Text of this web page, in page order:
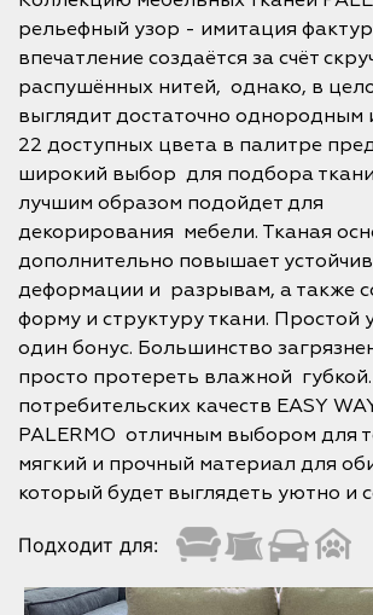
рельефный узор - имитация
впечатление создаётся за счёт
распушённых нитей, однако, в
выглядит достаточно
22 доступных цвета в палитре
широкий выбор для подбора
лучшим образом подойдет для
декорирования мебели. Тканая
дополнительно повышает
деформации и разрывам, а также
форму и структуру ткани. Простой
один бонус. Большинство
просто протереть влажной
потребительских качеств EASY
PALERMO отличным выбором для
мягкий и прочный материал для
который будет выглядеть уютно и
Подходит для: